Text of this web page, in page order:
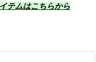
テムはこちらから